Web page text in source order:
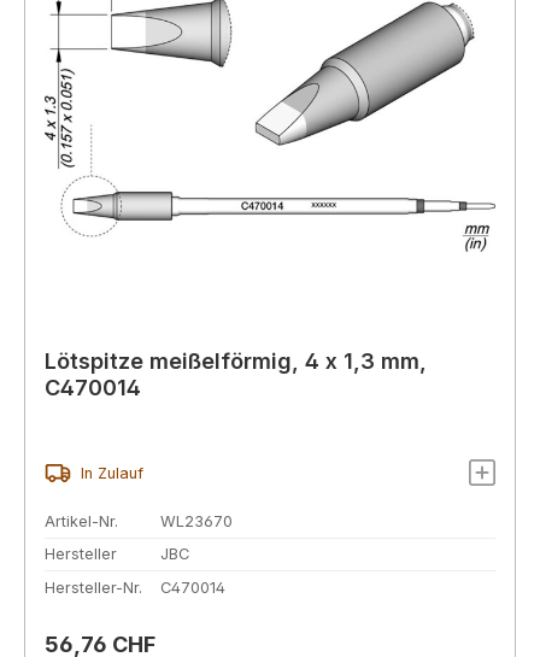
Lötspitze meißelförmig, 4 x 1,3 mm,
C470014
In Zulauf
Artikel-Nr.
WL23670
Hersteller
JBC
Hersteller-Nr.
C470014
Regulärer Preis:
56,76 CHF